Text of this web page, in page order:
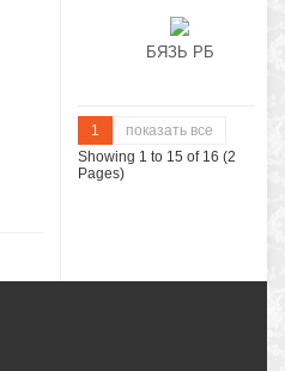
БЯЗЬ РБ
1
показать все
Showing 1 to 15 of 16 (2
Pages)